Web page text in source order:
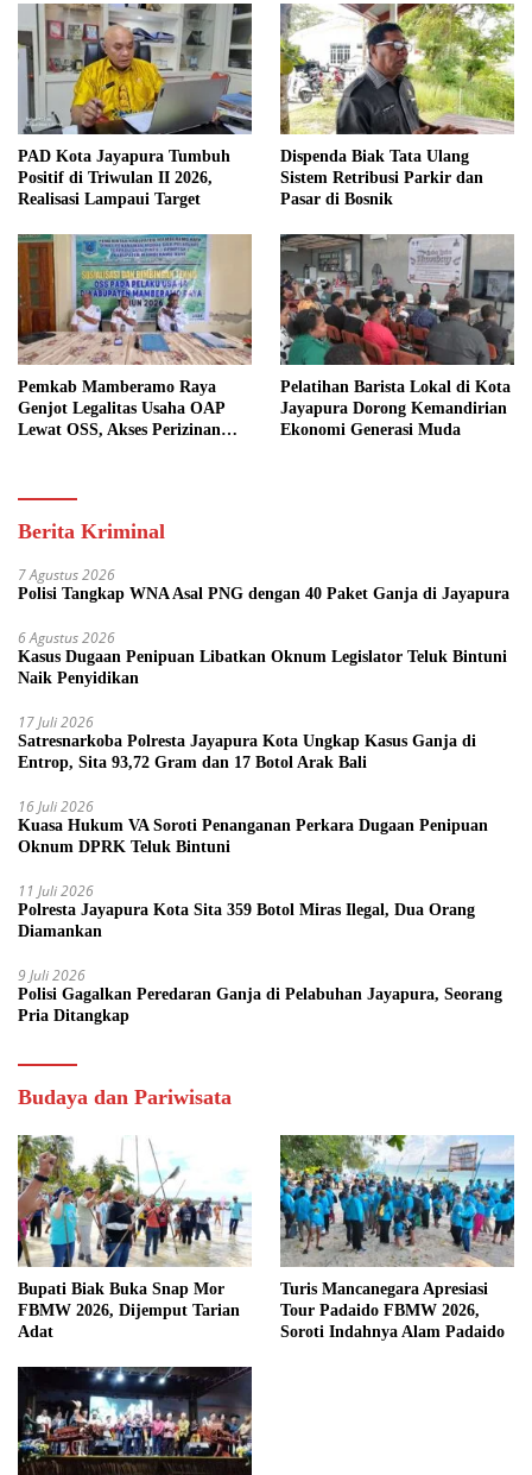
PAD Kota Jayapura Tumbuh
Positif di Triwulan II 2026,
Realisasi Lampaui Target
Dispenda Biak Tata Ulang
Sistem Retribusi Parkir dan
Pasar di Bosnik
Pemkab Mamberamo Raya
Genjot Legalitas Usaha OAP
Lewat OSS, Akses Perizinan
Pelatihan Barista Lokal di Kota
Jayapura Dorong Kemandirian
Ekonomi Generasi Muda
Berita Kriminal
7 Agustus 2026
Polisi Tangkap WNA Asal PNG dengan 40 Paket Ganja di Jayapura
6 Agustus 2026
Kasus Dugaan Penipuan Libatkan Oknum Legislator Teluk Bintuni
Naik Penyidikan
17 Juli 2026
Satresnarkoba Polresta Jayapura Kota Ungkap Kasus Ganja di
Entrop, Sita 93,72 Gram dan 17 Botol Arak Bali
16 Juli 2026
Kuasa Hukum VA Soroti Penanganan Perkara Dugaan Penipuan
Oknum DPRK Teluk Bintuni
11 Juli 2026
Polresta Jayapura Kota Sita 359 Botol Miras Ilegal, Dua Orang
Diamankan
9 Juli 2026
Polisi Gagalkan Peredaran Ganja di Pelabuhan Jayapura, Seorang
Pria Ditangkap
Budaya dan Pariwisata
Bupati Biak Buka Snap Mor
FBMW 2026, Dijemput Tarian
Adat
Turis Mancanegara Apresiasi
Tour Padaido FBMW 2026,
Soroti Indahnya Alam Padaido